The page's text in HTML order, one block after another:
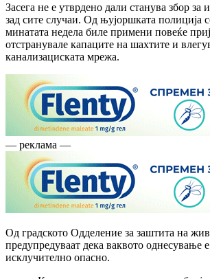
Засега не е утврдено дали станува збор за
зад сите случаи. Од њујоршката полиција
минатата недела биле примени повеќе
отстранувале капаците на шахтите и
канализациската мрежа.
— реклама —
Од градското Одделение за заштита на
предупредуваат дека ваквото однесување
исклучително опасно.